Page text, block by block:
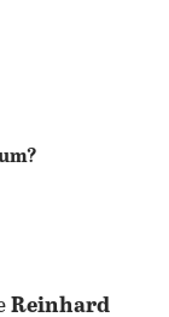
Reinhard